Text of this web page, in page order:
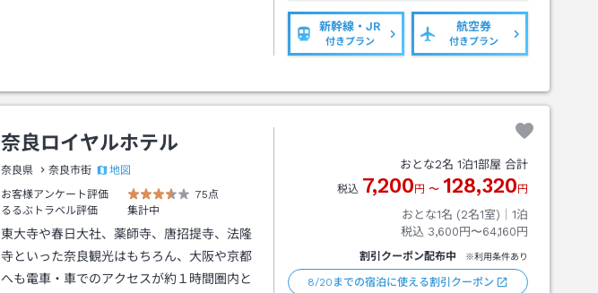
新幹線・JR
付きプラン
航空券
付きプラン
奈良ロイヤルホテル
奈良県 奈良市街
地図
お客様アンケート評価
75点
るるぶトラベル評価
集計中
東大寺や春日大社、薬師寺、唐招提寺、法隆
寺といった奈良観光はもちろん、大阪や京都
へも電車・車でのアクセスが約１時間圏内と
おとな2名 1泊1部屋 合計
税込 7,200 円 〜 128,320 円
おとな1名 (2名1室)｜ 1泊
税込 3,600円〜64,160円
割引クーポン配布中 ※利用条件あり
8/20までの宿泊に使える割引クーポン